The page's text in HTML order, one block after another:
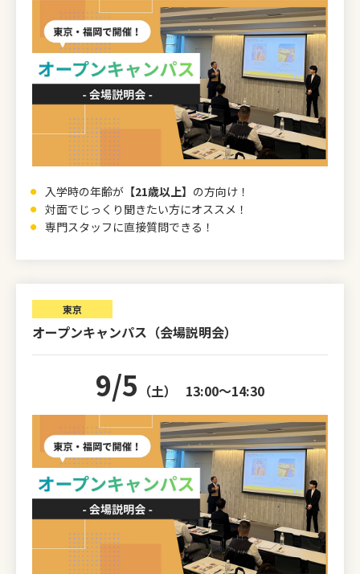
入学時の年齢が 【21歳以上】 の方向け！
対面でじっくり聞きたい方にオススメ！
専門スタッフに直接質問できる！
東京
オープンキャンパス（会場説明会）
9/5 （土） 13:00～14:30